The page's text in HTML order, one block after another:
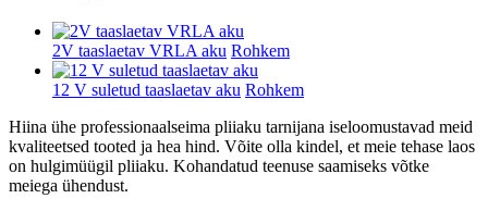
2V taaslaetav VRLA aku Rohkem
12 V suletud taaslaetav aku Rohkem
Hiina ühe professionaalseima pliiaku tarnijana iseloomustavad meid
kvaliteetsed tooted ja hea hind. Võite olla kindel, et meie tehase laos
on hulgimüügil pliiaku. Kohandatud teenuse saamiseks võtke
meiega ühendust.